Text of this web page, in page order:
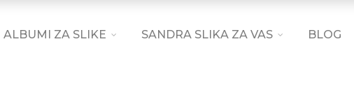
ALBUMI ZA SLIKE SANDRA SLIKA ZA VAS BLOG